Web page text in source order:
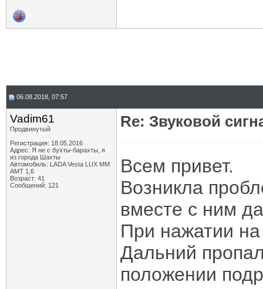
06.08.2018, 07:57
Vadim61
Продвинутый
Регистрация: 18.05.2016
Адрес: Я не с бухты-барахты, я
из города Шахты
Автомобиль: LADA Vesta LUX MM
AMT 1,6
Возраст: 41
Сообщений: 121
Re: Звуковой
Всем привет.
Возникла
вместе с ним
При нажатии
Дальний
положении